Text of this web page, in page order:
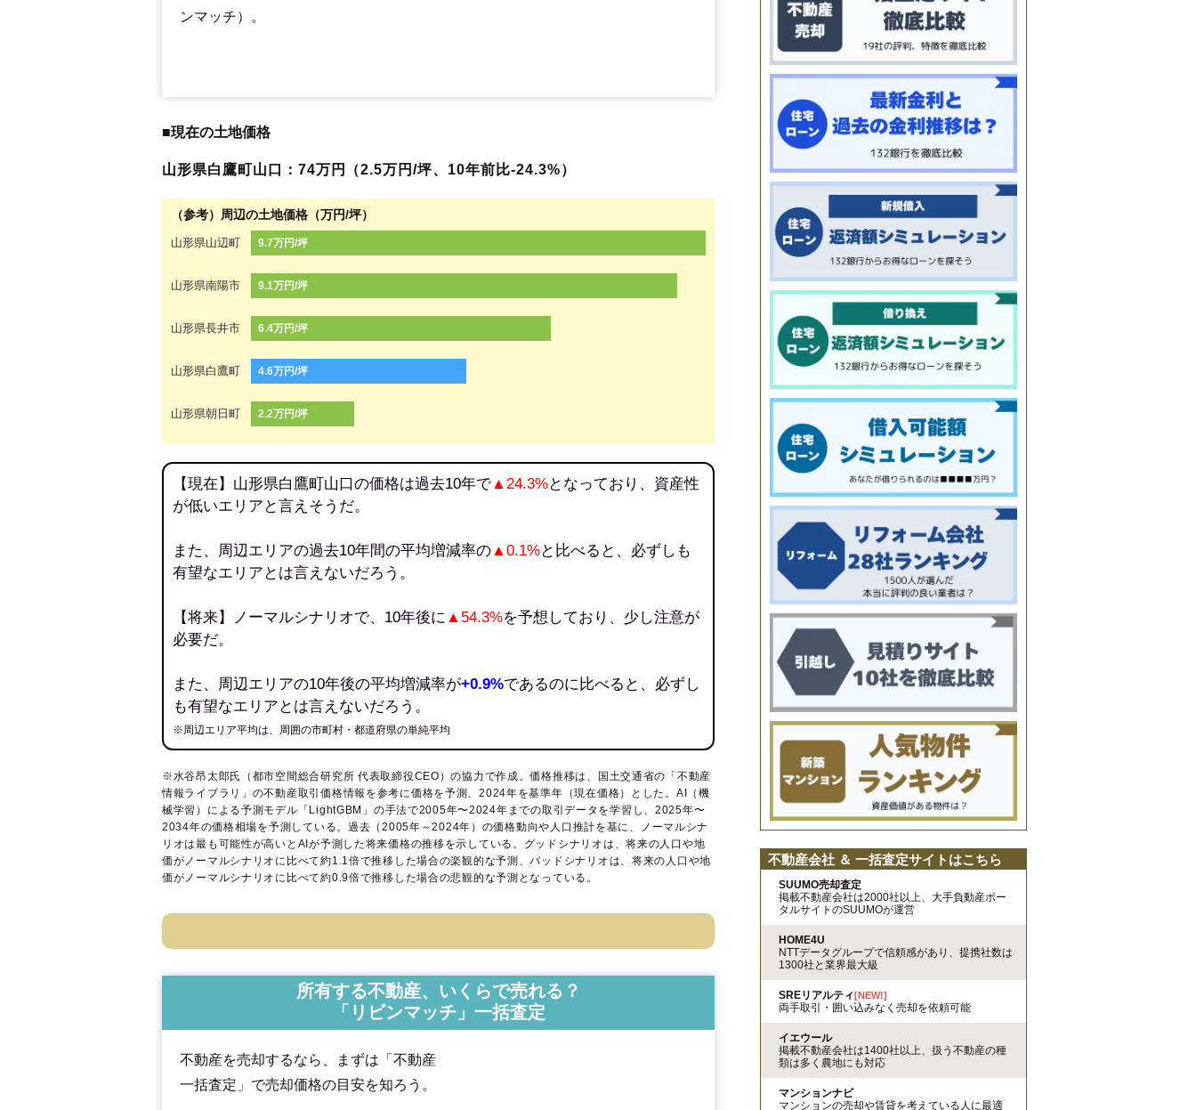
ンマッチ）。
■現在の土地価格
山形県白鷹町山口：74万円（2.5万円/坪、10年前比-24.3%）
（参考）周辺の土地価格（万円/坪）
山形県山辺町 9.7万円/坪
山形県南陽市 9.1万円/坪
山形県長井市 6.4万円/坪
山形県白鷹町 4.6万円/坪
山形県朝日町 2.2万円/坪
【現在】山形県白鷹町山口の価格は過去10年で▲24.3%となっており、資産性
が低いエリアと言えそうだ。
また、周辺エリアの過去10年間の平均増減率の▲0.1%と比べると、必ずしも
有望なエリアとは言えないだろう。
【将来】ノーマルシナリオで、10年後に ▲54.3%を予想しており、少し注意が
必要だ。
また、周辺エリアの10年後の平均増減率が+0.9%であるのに比べると、必ずし
も有望なエリアとは言えないだろう。
※周辺エリア平均は、周囲の市町村・都道府県の単純平均
※水谷昂太郎氏（都市空間総合研究所 代表取締役CEO）の協力で作成。価格推移は、国土交通省の「 不動産
情報ライブラリ 」の不動産取引価格情報を参考に価格を予測、2024年を基準年（現在価格）とした。AI（機
械学習）による予測モデル「LightGBM」の手法で2005年〜2024年までの取引データを学習し、2025年〜
2034年の価格相場を予測している。過去（2005年～2024年）の価格動向や人口推計を基に、ノーマルシナ
リオは最も可能性が高いとAIが予測した将来価格の推移を示している。グッドシナリオは、将来の人口や地
価がノーマルシナリオに比べて約1.1倍で推移した場合の楽観的な予測、バッドシナリオは、将来の人口や地
価がノーマルシナリオに比べて約0.9倍で推移した場合の悲観的な予測となっている。
所有する不動産、いくらで売れる？
「リビンマッチ」一括査定
不動産を売却するなら、まずは「不動産
一括査定」で売却価格の目安を知ろう。
不動産会社 ＆ 一括査定サイトはこちら
SUUMO売却査定
掲載不動産会社は2000社以上、大手負動産ポー
タルサイトのSUUMOが運営
HOME4U
NTTデータグループで信頼感があり、提携社数は
1300社と業界最大級
SREリアルティ[NEW!]
両手取引・囲い込みなく売却を依頼可能
イエウール
掲載不動産会社は1400社以上、扱う不動産の種
類は多く農地にも対応
マンションナビ
マンションの売却や賃貸を考えている人に最適